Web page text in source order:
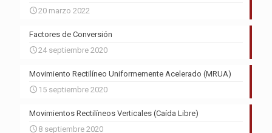
20 marzo 2022
Factores de Conversión
24 septiembre 2020
Movimiento Rectilíneo Uniformemente Acelerado (MRUA)
15 septiembre 2020
Movimientos Rectilíneos Verticales (Caída Libre)
8 septiembre 2020